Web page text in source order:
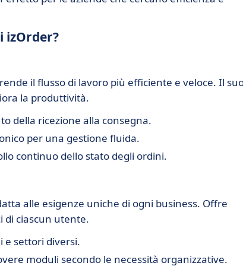
izOrder?
il flusso di lavoro più efficiente e veloce. Il
la produttività.
della ricezione alla consegna.
per una gestione fluida.
continuo dello stato degli ordini.
alle esigenze uniche di ogni business. Offre
di ciascun utente.
e settori diversi.
moduli secondo le necessità organizzative.